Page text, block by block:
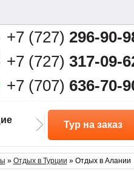
+7 (727) 296-90-
+7 (727) 317-09-
+7 (707) 636-70-
Тур на заказ
» Отдых в Турции » Отдых в Алании